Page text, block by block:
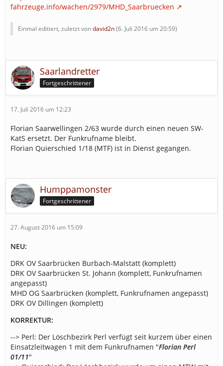
fahrzeuge.info/wachen/2979/MHD_Saarbruecken
Einmal editiert, zuletzt vondavid2n(6. Juli 2016 um 20:59)
Saarlandretter
Fortgeschrittener
17. Juli 2016 um 12:23
Florian Saarwellingen 2/63 wurde durch einen neuen SW-
KatS ersetzt. Der Funkrufname bleibt.
Florian Quierschied 1/18 (MTF) ist in Dienst gegangen.
Humppamonster
Fortgeschrittener
27. August 2016 um 15:09
NEU:
DRK OV Saarbrücken Burbach-Malstatt (komplett)
DRK OV Saarbrücken St. Johann (komplett, Funkrufnamen
angepasst)
MHD OG Saarbrücken (komplett, Funkrufnamen angepasst)
DRK OV Dillingen (komplett)
KORREKTUR:
--> Perl: Der Löschbezirk Perl verfügt seit kurzem über einen
Einsatzleitwagen 1 mit dem Funkrufnamen "Florian Perl
01/11"